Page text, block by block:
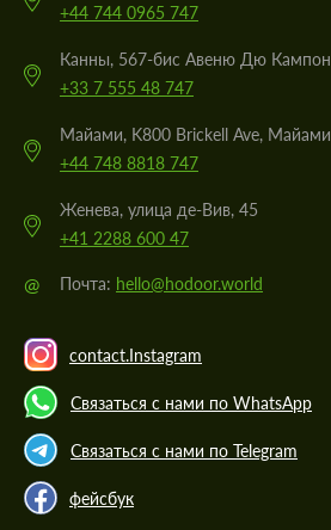
+44 744 0965 747
Канны, 567-бис Авеню Дю Кампон
+33 7 555 48 747
Майами, K800 Brickell Ave, Майами
+44 748 8818 747
Женева, улица де-Вив, 45
+41 2288 600 47
@ Почта: hello@hodoor.world
contact.Instagram
Связаться с нами по WhatsApp
Связаться с нами по Telegram
фейсбук